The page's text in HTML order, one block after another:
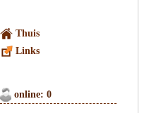
Thuis
Links
online: 0